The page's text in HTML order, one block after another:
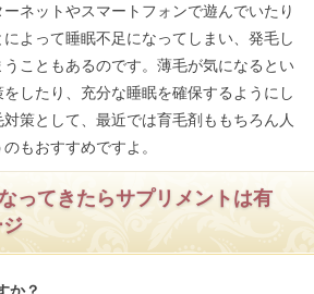
ネットやスマートフォンで遊んでいたり
よって睡眠不足になってしまい、発毛し
こともあるのです。薄毛が気になるとい
したり、充分な睡眠を確保するようにし
策として、最近では育毛剤ももちろん人
もおすすめですよ。
ってきたらサプリメントは有
か？